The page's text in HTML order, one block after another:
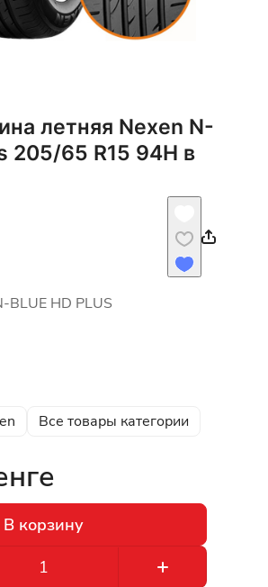
летняя Nexen N-
205/65 R15 94H в
HD PLUS
Все товары категории
В корзину